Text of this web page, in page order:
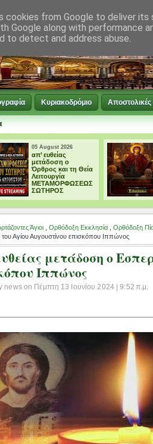
Κυριακοδρόμιο Αποστολικές
04 August 2026
† ΜΕΓΑΛΗ
ΠΑΡΑΚΛΗΣΗ ΕΙΣ
ΤΗΝ ΥΠΕΡΑΓΙΑ
ΘΕΟΤΟΚΟ
Άγιοι Ορθόδοξη Εκκλησία Ορθόδοξη
του Αγίου Αυγουστίνου επισκόπου Ιππώνος
μετάδοση ο
Ιππώνος
news on Πέμπτη 13 Ιουνίου 2024 | 9:52 π.μ.
cookies from Google to deliver its
Google along with performance
to detect and address abuse.